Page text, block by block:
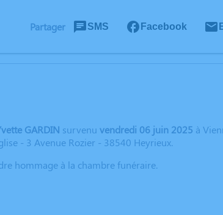
Partager SMS Facebook
GARDIN survenu vendredi 06 juin 2025 à
- 3 Avenue Rozier - 38540 Heyrieux.
hommage à la chambre funéraire.